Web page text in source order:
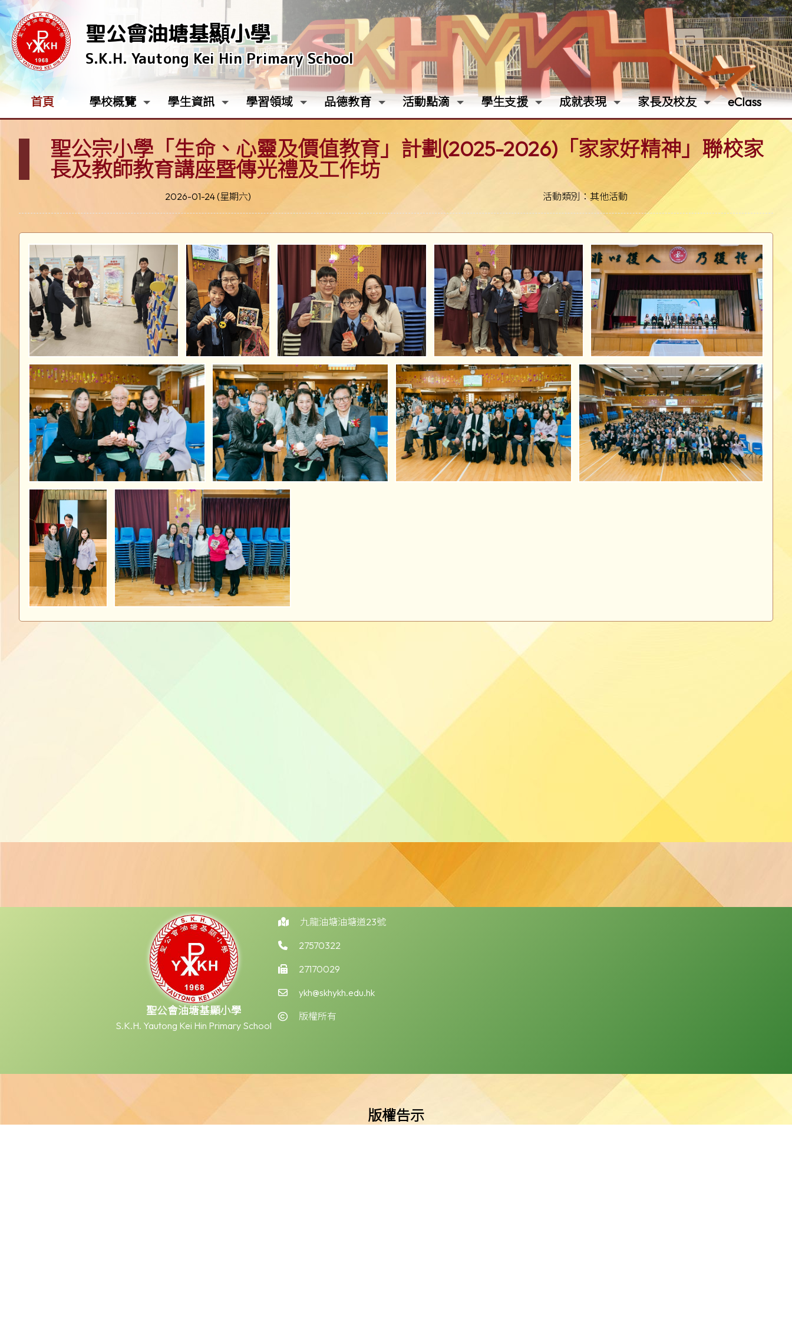
聖公會油塘基顯小學
S.K.H. Yautong Kei Hin Primary School
首頁 學校概覽 學生資訊 學習領域 品德教育 活動點滴 學生支援 成就表現 家長及校友 eClass
聖公宗小學「生命、心靈及價值教育」計劃(2025-2026)「家家好精神」聯校家
長及教師教育講座暨傳光禮及工作坊
2026-01-24 (星期六) 活動類別：其他活動
聖公會油塘基顯小學
S.K.H. Yautong Kei Hin Primary School
九龍油塘油塘道23號
27570322
27170029
ykh@skhykh.edu.hk
版權所有
版權告示